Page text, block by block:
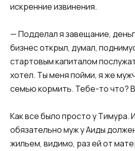
искренние извинения.
— Подделал я завещание,
бизнес открыл, думал,
стартовым капиталом
хотел. Ты меня пойми, я же
семью кормить. Тебе-то что?
Как все было просто у Тимура.
обязательно муж у Аиды
жильем, видимо, раз ей от